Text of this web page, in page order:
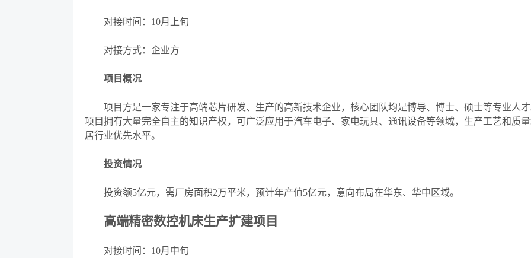
对接时间： 10月上旬
对接方式：企业方
项目概况
项目方是一家专注于高端芯片研发、生产的高新技术企业，核心团队均是博导、博士、硕士等专业人
项目拥有大量完全自主的知识产权，可广泛应用于汽车电子、家电玩具、通讯设备等领域，生产工艺和质
居行业优先水平。
投资情况
投资额5亿元，需厂房面积2万平米，预计年产值5亿元，意向布局在华东、华中区域。
高端精密数控机床生产扩建项目
对接时间： 10月中旬